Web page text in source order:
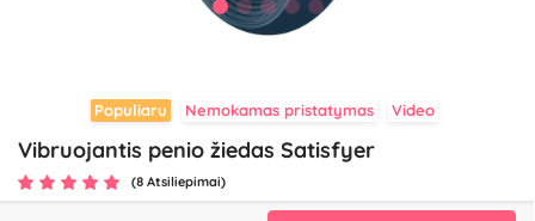
Populiaru Nemokamas pristatymas Video
Vibruojantis penio žiedas Satisfyer
(8 Atsiliepimai)